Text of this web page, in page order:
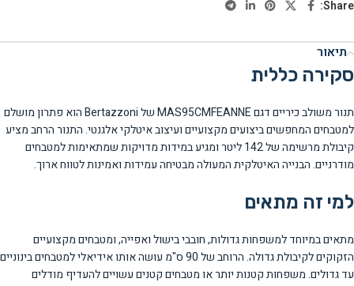
Share:
תיאור
סקירה כללית
תנור משולב כיריים דגם MAS95CMFEANNE של Bertazzoni הוא פתרון מושלם
למטבחים המחפשים ביצועים מקצועיים ועיצוב איטלקי אלגנטי. התנור הרחב מציע
קיבולת מרשימה של 142 ליטר ומגיע במידות מדויקות שמתאימות למטבחים
מודרניים. הבנייה האיטלקית המעולה מבטיחה עמידות ואמינות לטווח ארוך.
למי זה מתאים
מתאים במיוחד למשפחות גדולות, חובבי בישול ואפייה, ומטבחים מקצועיים
הזקוקים לקיבולת גדולה. הרוחב של 90 ס"מ עושה אותו אידיאלי למטבחים בינוניים
עד גדולים. משפחות קטנות יותר או מטבחים קטנים עשויים להעדיף מודלים